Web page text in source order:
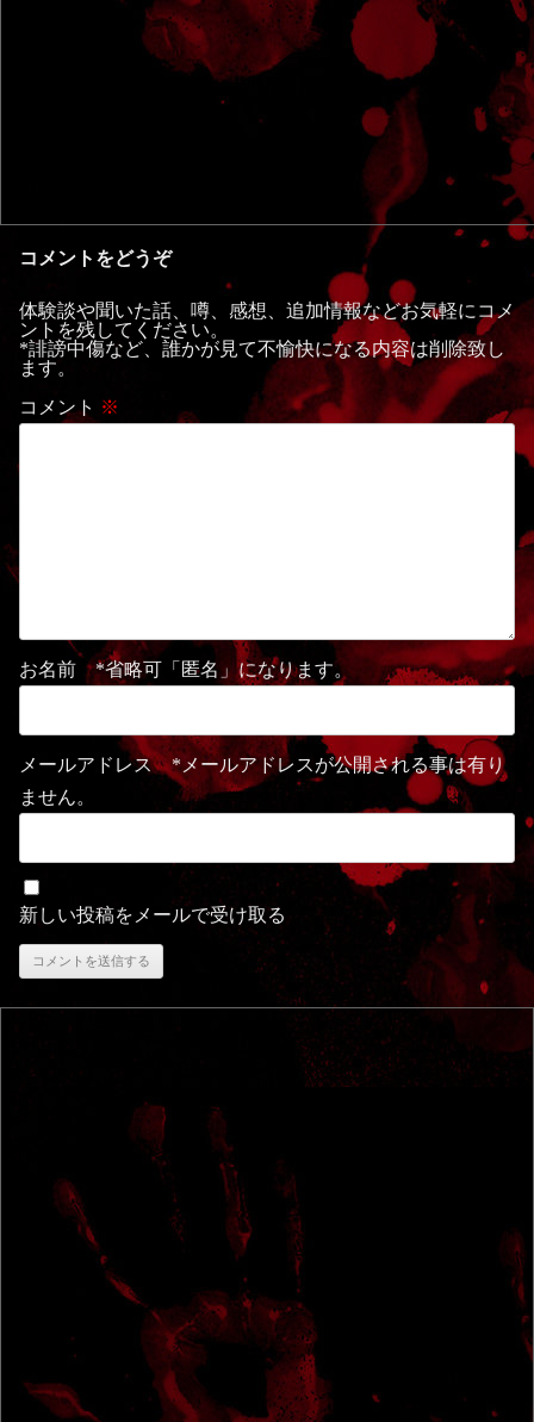
コメントをどうぞ
体験談や聞いた話、噂、感想、追加情報などお気軽にコメ
ントを残してください。
*誹謗中傷など、誰かが見て不愉快になる内容は削除致し
ます。
コメント ※
お名前 *省略可「匿名」になります。
メールアドレス *メールアドレスが公開される事は有り
ません。
新しい投稿をメールで受け取る